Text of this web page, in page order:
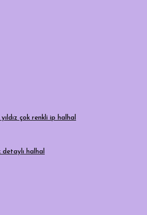
çok renkli ip halhal
halhal